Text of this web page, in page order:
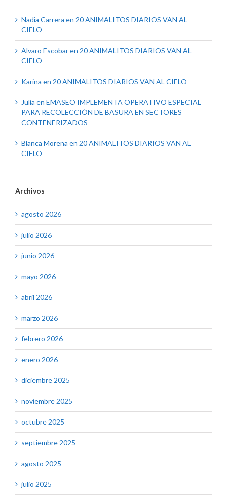
Nadia Carrera en 20 ANIMALITOS DIARIOS VAN AL
CIELO
Alvaro Escobaren 20 ANIMALITOS DIARIOS VAN AL
CIELO
Karina en 20 ANIMALITOS DIARIOS VAN AL CIELO
Julia en EMASEO IMPLEMENTA OPERATIVO ESPECIAL
PARA RECOLECCIÓN DE BASURA EN SECTORES
CONTENERIZADOS
Blanca Morena en 20 ANIMALITOS DIARIOS VAN AL
CIELO
Archivos
agosto 2026
julio 2026
junio 2026
mayo 2026
abril 2026
marzo 2026
febrero 2026
enero 2026
diciembre 2025
noviembre 2025
octubre 2025
septiembre 2025
agosto 2025
julio 2025